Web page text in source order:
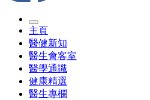
主頁
醫健新知
醫生會客室
醫學通識
健康精選
醫生專欄